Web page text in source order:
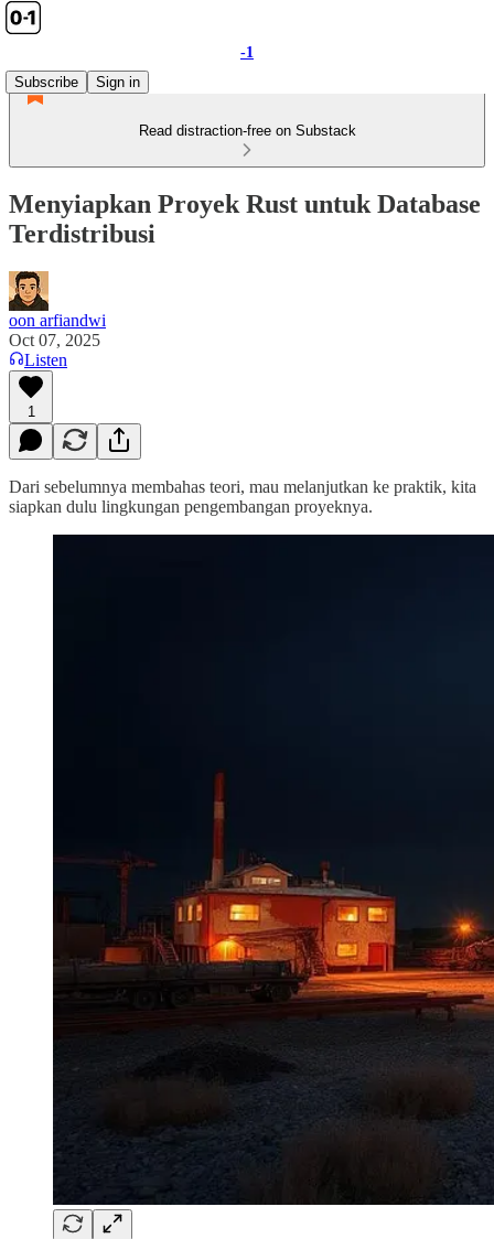
-1
Subscribe
Sign in
Read distraction-free on Substack
Menyiapkan Proyek Rust untuk Database
Terdistribusi
oon arfiandwi
Oct 07, 2025
Listen
1
Dari sebelumnya membahas teori, mau melanjutkan ke praktik, kita
siapkan dulu lingkungan pengembangan proyeknya.